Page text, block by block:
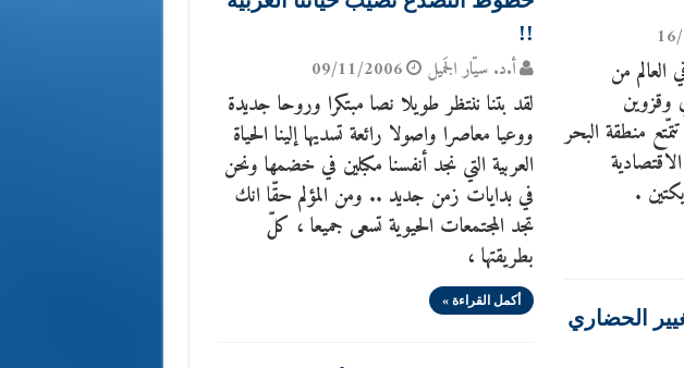
العالم من
وقزوين
منطقة البحر
.
!!
أ.د. سيّار الجَميل 09/11/2006
لقد بتنا ننتظر طويلا نصا مبتكرا وروحا جديدة
ووعيا معاصرا واصولا رائعة تسديها إلينا الحياة
العربية التي نجد أنفسنا مكبلين في خضمها ونحن
في بدايات زمن جديد .. ومن المؤلم حقّا انك
تجد المجتمعات الحيوية تسعى جميعا ، كلّ
بطريقتها ،
أكمل القراءة »
الحضاري